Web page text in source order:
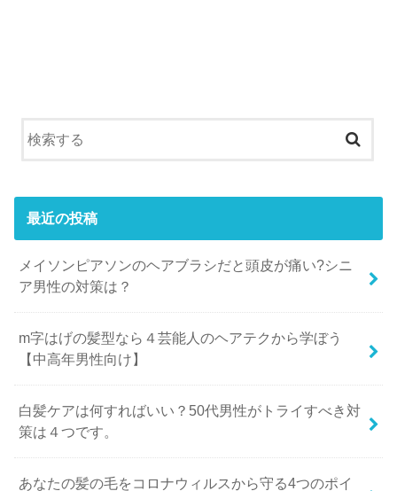
最近の投稿
メイソンピアソンのヘアブラシだと頭皮が痛い?シニ
ア男性の対策は？
m字はげの髪型なら４芸能人のヘアテクから学ぼう
【中高年男性向け】
白髪ケアは何すればいい？50代男性がトライすべき対
策は４つです。
あなたの髪の毛をコロナウィルスから守る4つのポイ